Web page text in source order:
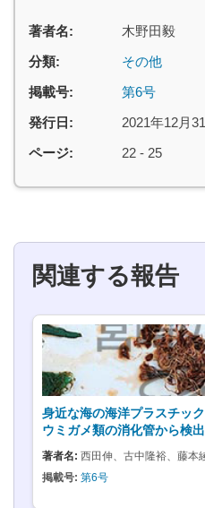
著者名:
木野田毅
分類:
その他
掲載号:
第6号
発行日:
2021年12月
ページ:
22 - 25
関連する報告
身近な海の海洋プラスチッ
ウミガメ類の消化管から検
著者名: 西田伸、古中隆裕、藤本
掲載号: 第6号